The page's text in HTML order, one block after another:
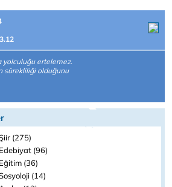
yolculuğu ertelemez.
sürekliliği olduğunu
(275)
Edebiyat (96)
Eğitim (36)
(14)